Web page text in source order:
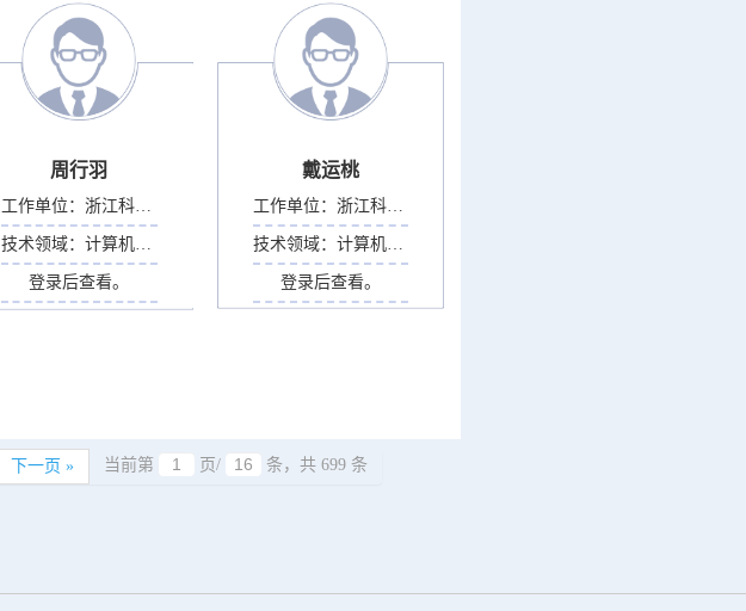
周行羽
工作单位：浙江科技大学
技术领域：计算机科学
登录后查看。
戴运桃
工作单位： 浙江科技大学
技术领域： 计算机科学
登录后查看。
下一页 » 当前第 页/ 条，共 699 条